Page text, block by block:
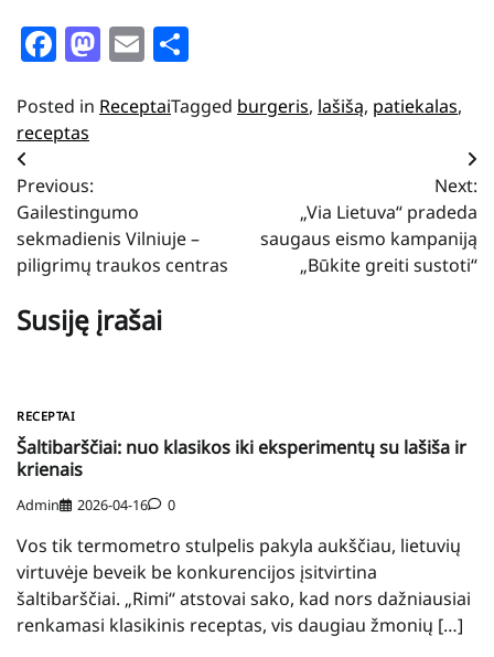
Facebook
Mastodon
Email
Posted in ReceptaiTagged burgeris, lašišą, patiekalas,
receptas
Navigacija
tarp
įrašų
Previous:
Gailestingumo
sekmadienis Vilniuje –
piligrimų traukos centras
Next:
„Via Lietuva“ pradeda
saugaus eismo kampaniją
„Būkite greiti sustoti“
Susiję įrašai
RECEPTAI
Šaltibarščiai: nuo klasikos iki eksperimentų su lašiša ir
krienais
Admin 2026-04-16 0
Vos tik termometro stulpelis pakyla aukščiau, lietuvių
virtuvėje beveik be konkurencijos įsitvirtina
šaltibarščiai. „Rimi“ atstovai sako, kad nors dažniausiai
renkamasi klasikinis receptas, vis daugiau žmonių […]